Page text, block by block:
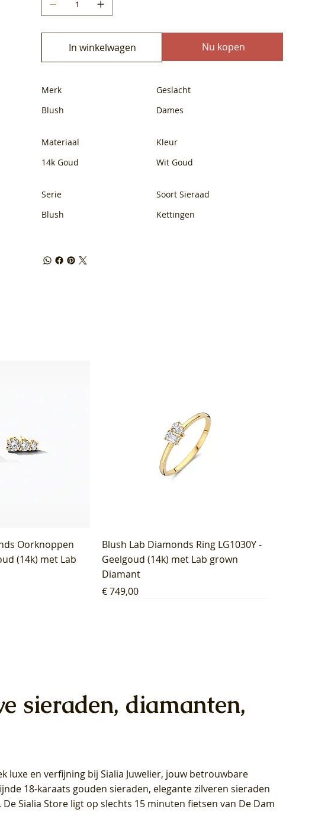
In winkelwagen Nu kopen
Merk
Blush
Geslacht
Dames
Materiaal
14k Goud
Kleur
Wit Goud
Serie
Blush
Soort Sieraad
Kettingen
Oorknoppen
(14k) met Lab
Blush Lab Diamonds Ring LG1030Y -
Geelgoud (14k) met Lab grown
Diamant
Prijs
€ 749,00
Ring LG1028Y -
Lab grown
Blush Lab Diamonds Collier LG3014Y
- Geelgoud (14k) met Lab grown
Diamant
Oorknoppen
(14k) met Lab
Blush Lab Diamonds Ring LG1029Y -
Geelgoud (14k) met Lab grown
Diamant
Oorknoppen
(14k) met Lab
Blush Lab Diamonds Oorknoppen
LG7033Y – Geelgoud (14k) met Lab
grown Diamant
sieraden, diamanten,
luxe en verfijning bij Sialia Juwelier, jouw betrouwbare
18-karaats gouden sieraden, elegante zilveren sieraden
De Sialia Store ligt op slechts 15 minuten fietsen van De Dam